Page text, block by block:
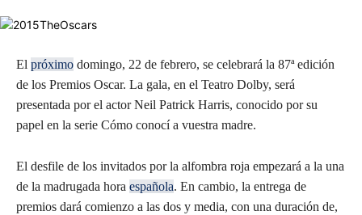
El próximo domingo, 22 de febrero, se celebrará la 87ª edición
de los Premios Oscar. La gala, en el Teatro Dolby, será
presentada por el actor Neil Patrick Harris, conocido por su
papel en la serie Cómo conocí a vuestra madre.
El desfile de los invitados por la alfombra roja empezará a la una
de la madrugada hora española. En cambio, la entrega de
premios dará comienzo a las dos y media, con una duración de,